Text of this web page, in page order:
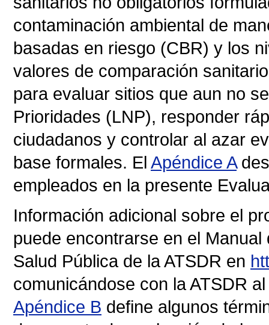
contaminación ambiental de
basadas en riesgo (CBR) y los
valores de comparación
para evaluar sitios que aun no
Prioridades (LNP), responder
ciudadanos y controlar al azar
base formales. El Apéndice A
empleados en la presente
Información adicional sobre el
puede encontrarse en el
Salud Pública de la ATSDR en
comunicándose con la ATSDR
Apéndice B define algunos